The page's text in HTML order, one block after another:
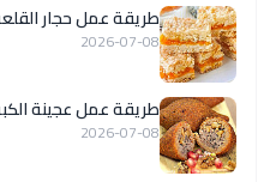
طريقة عمل حجار
2026-07-08
طريقة عمل عجينة
2026-07-08